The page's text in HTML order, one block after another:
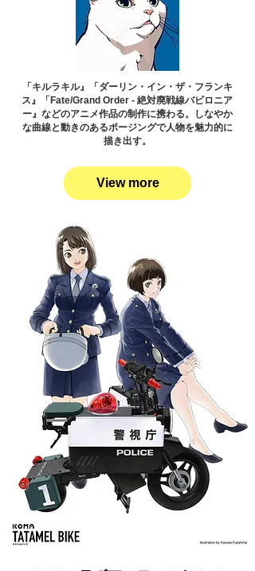
「キルラキル』「ダーリン・イン・ザ・フランキ
ス』「Fate/Grand Order - 絶対廃戦線バビロニア
ー』などのアニメ作品の制作に携わる。しなやか
な曲線と動きのあるポージングで人物を魅力的に
描き出す。
View more